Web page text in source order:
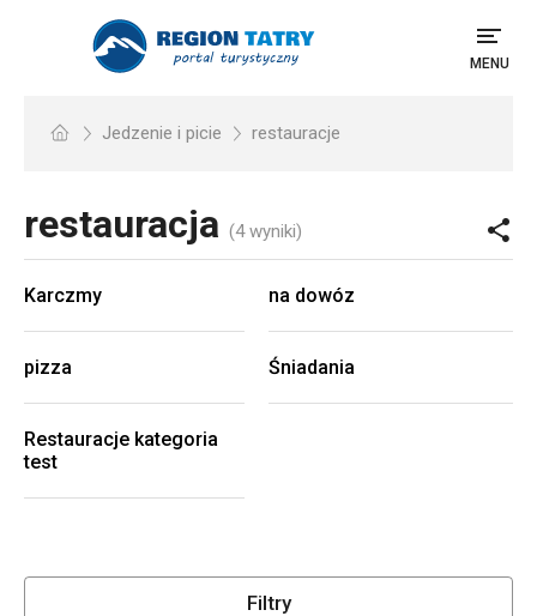
MENU
Jedzenie i picie restauracje
restauracja (4 wyniki)
Karczmy na dowóz
pizza Śniadania
Restauracje kategoria
test
Filtry